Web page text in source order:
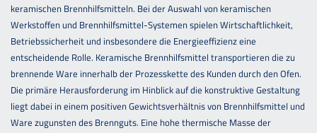
keramischen Brennhilfsmitteln. Bei der Auswahl von keramischen
Werkstoffen und Brennhilfsmittel-Systemen spielen Wirtschaftlichkeit,
Betriebssicherheit und insbesondere die Energieeffizienz eine
entscheidende Rolle. Keramische Brennhilfsmittel transportieren die zu
brennende Ware innerhalb der Prozesskette des Kunden durch den Ofen.
Die primäre Herausforderung im Hinblick auf die konstruktive Gestaltung
liegt dabei in einem positiven Gewichtsverhältnis von Brennhilfsmittel und
Ware zugunsten des Brennguts. Eine hohe thermische Masse der